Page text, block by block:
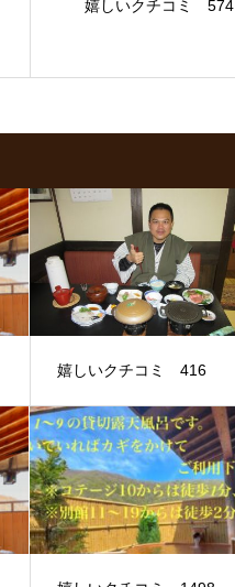
嬉しいクチコミ 574
嬉しいクチコミ 416